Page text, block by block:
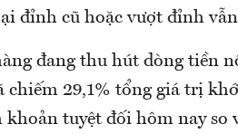
đỉnh cũ hoặc vượt đỉnh
đang thu hút dòng tiền
chiếm 29,1% tổng giá trị
tuyệt đối hôm nay so